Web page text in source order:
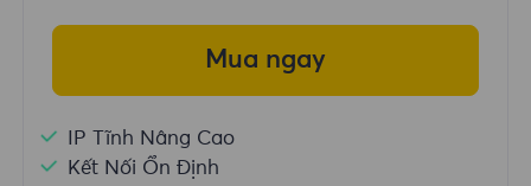
Mua ngay
IP Tĩnh Nâng Cao
Kết Nối Ổn Định